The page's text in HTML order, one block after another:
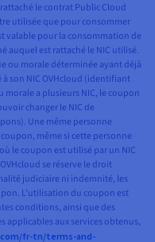
le contrat Public Cloud
utilisée que pour consommer
valable pour la consommation de
auquel est rattaché le NIC utilisé.
ou morale déterminée ayant déjà
son NIC OVHcloud (identifiant
morale a plusieurs NIC, le coupon
changer le NIC de
Une même personne
même si cette personne
le coupon est utilisé par un NIC
se réserve le droit
judiciaire ni indemnité, les
L’utilisation du coupon est
conditions, ainsi que des
applicables aux services obtenus,
fr-tn/terms-and-